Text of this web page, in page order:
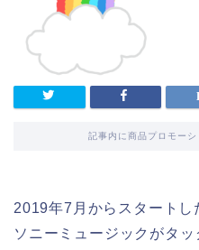
記事内に商品プロモー
2019年7月からスタートし
ソニーミュージックがタッ